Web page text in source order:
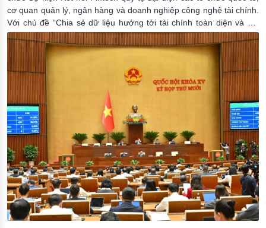
cơ quan quản lý, ngân hàng và doanh nghiệp công nghệ tài chính.
Với chủ đề “Chia sẻ dữ liệu hướng tới tài chính toàn diện và đổi
mới”, sự kiện trở thành diễn đàn đối thoại quan trọng về tương lai
của ngân hàng mở tại Việt Nam, với việc Open API (Giao diện Lập
trình Ứng dụng Mở) được xem là hạ tầng kết nối then chốt của
nền kinh tế số.